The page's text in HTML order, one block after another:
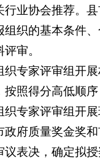
业协会推荐。
织的基本条件
审。
专家评审组开
照得分高低顺
专家评审组开
府质量奖金奖
表决，确定拟